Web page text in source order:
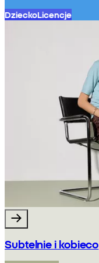
DzieckoLicencje
Subtelnie i kobieco